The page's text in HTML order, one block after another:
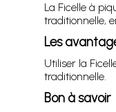
La Ficelle à
traditionnelle,
Les
Utiliser la
traditionnelle.
Bon à savoir